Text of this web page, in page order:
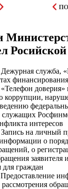
служба,
доверия»
коррупции,
служащих
интересов
на личный
о
о
заявителя
для граждан
рассмотрения